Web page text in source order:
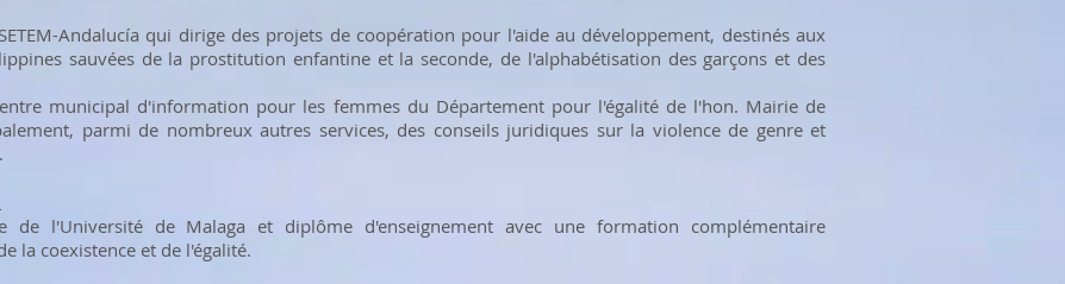
Andalucía qui dirige des projets de coopération pour l'aide au développement, destinés aux
sauvées de la prostitution enfantine et la seconde, de l'alphabétisation des garçons et des
municipal d'information pour les femmes du Département pour l'égalité de l'hon. Mairie de
parmi de nombreux autres services, des conseils juridiques sur la violence de genre et
de l'Université de Malaga et diplôme d'enseignement avec une formation complémentaire
la coexistence et de l'égalité.